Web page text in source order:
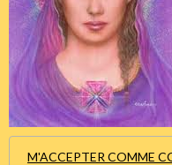
M'ACCEPTER COMME